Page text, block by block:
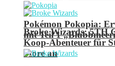
Broke Wizards: 5TH
Koop-Abenteuer für
Store an
Pokémon Pokopia:
mit Teil 1